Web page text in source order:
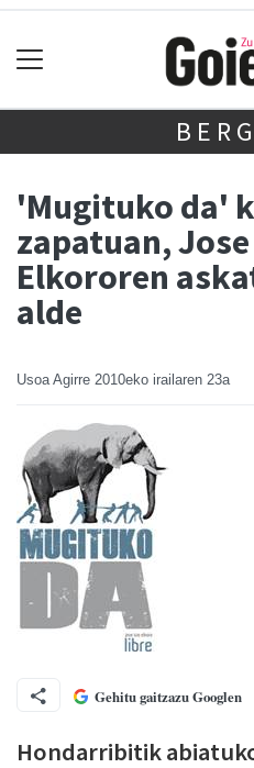
'Mugituko da'
zapatuan,
Elkororen
alde
Usoa Agirre 2010eko irailaren 23a
Gehitu gaitzazu Googlen
Hondarribitik